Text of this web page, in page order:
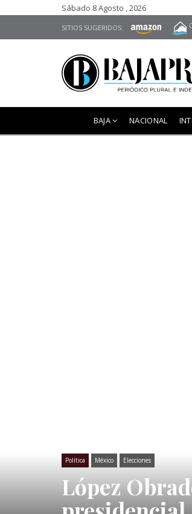
Sábado 8 Agosto , 2026
SITIOS SUGERIDOS:
BAJA NACIONAL
Política México Elecciones
López